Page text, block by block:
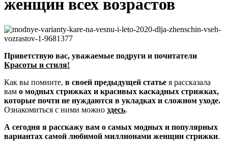
женщин всех возрастов
Приветствую вас, уважаемые подруги и почитатели
Красоты и стиля!
Как вы помните, в своей предыдущей статье я рассказала
вам о модных стрижках и красивых каскадных стрижках,
которые почти не нуждаются в укладках и сложном уходе.
Ознакомиться с ними можно здесь.
А сегодня я расскажу вам о самых модных и популярных
вариантах самой любимой миллионами женщин стрижки.